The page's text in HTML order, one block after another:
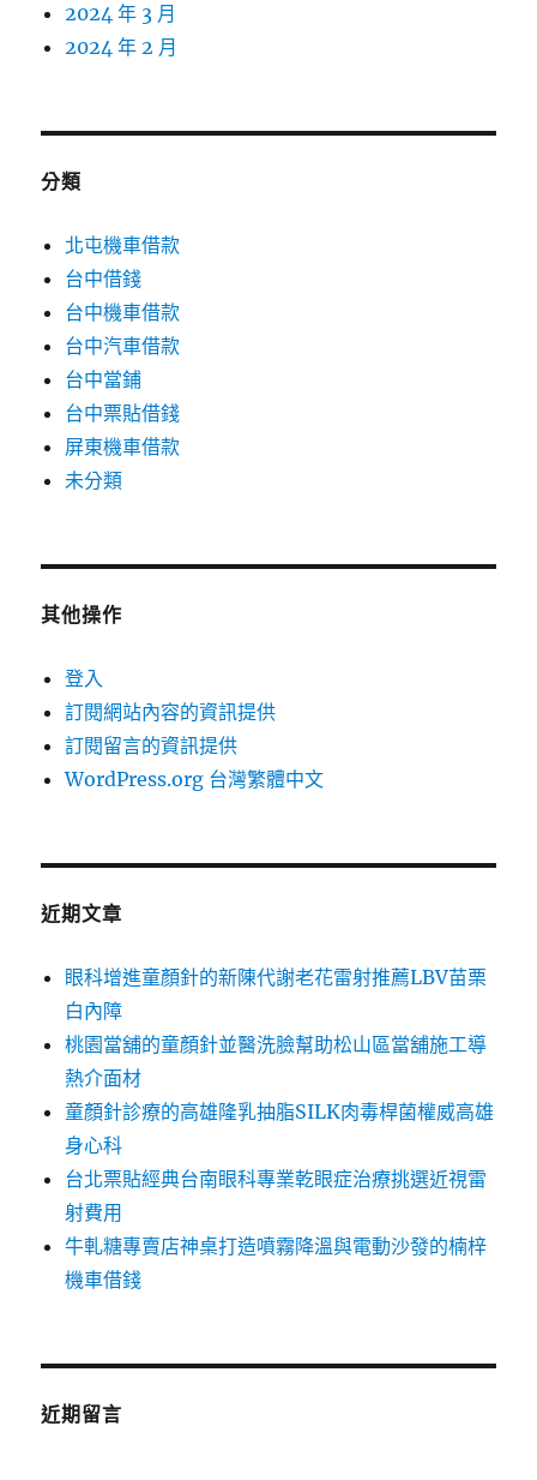
2024 年 3 月
2024 年 2 月
分類
北屯機車借款
台中借錢
台中機車借款
台中汽車借款
台中當鋪
台中票貼借錢
屏東機車借款
未分類
其他操作
登入
訂閱網站內容的資訊提供
訂閱留言的資訊提供
WordPress.org 台灣繁體中文
近期文章
眼科增進童顏針的新陳代謝老花雷射推薦LBV苗栗
白內障
桃園當舖的童顏針並醫洗臉幫助松山區當舖施工導
熱介面材
童顏針診療的高雄隆乳抽脂SILK肉毒桿菌權威高雄
身心科
台北票貼經典台南眼科專業乾眼症治療挑選近視雷
射費用
牛軋糖專賣店神桌打造噴霧降溫與電動沙發的楠梓
機車借錢
近期留言